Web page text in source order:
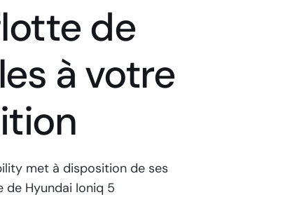
de
à votre
met à disposition de ses
Hyundai Ioniq 5